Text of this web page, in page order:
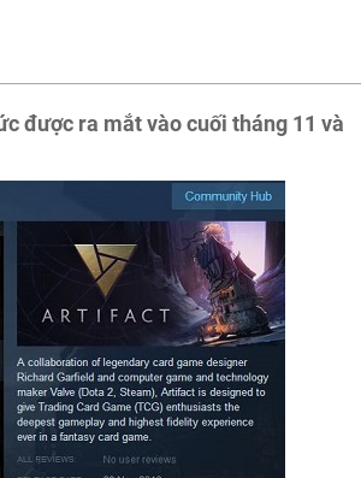
được ra mắt vào cuối tháng 11 và